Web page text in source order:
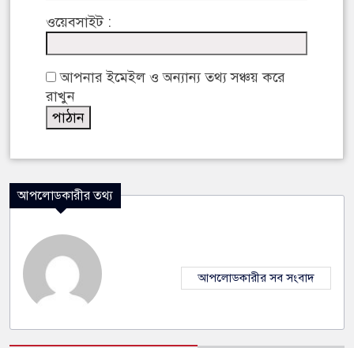
ওয়েবসাইট :
আপনার ইমেইল ও অন্যান্য তথ্য সঞ্চয় করে
রাখুন
আপলোডকারীর তথ্য
আপলোডকারীর সব সংবাদ